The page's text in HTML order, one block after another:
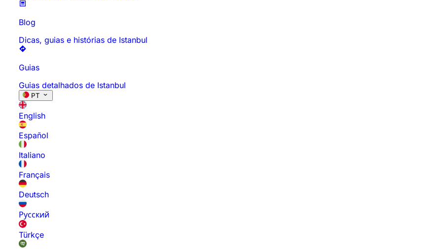
Blog
Dicas, guias e histórias de Istanbul
Guias
Guias detalhados de Istanbul
PT
English
Español
Italiano
Français
Deutsch
Русский
Türkçe